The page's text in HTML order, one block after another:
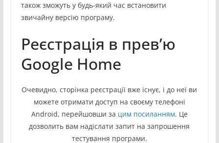
також зможуть у будь-який час встановити
звичайну версію програму.
Реєстрація в прев’ю
Google Home
Очевидно, сторінка реєстрації вже існує, і до неї ви
можете отримати доступ на своєму телефоні
Android, перейшовши за цим посиланням. Це
дозволить вам надіслати запит на запрошення
тестування програми.